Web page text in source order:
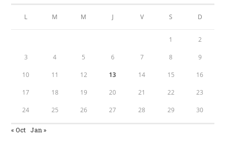
L M M J V S D
1 2
3 4 5 6 7 8 9
10 11 12 13 14 15 16
17 18 19 20 21 22 23
24 25 26 27 28 29 30
« Oct Jan »